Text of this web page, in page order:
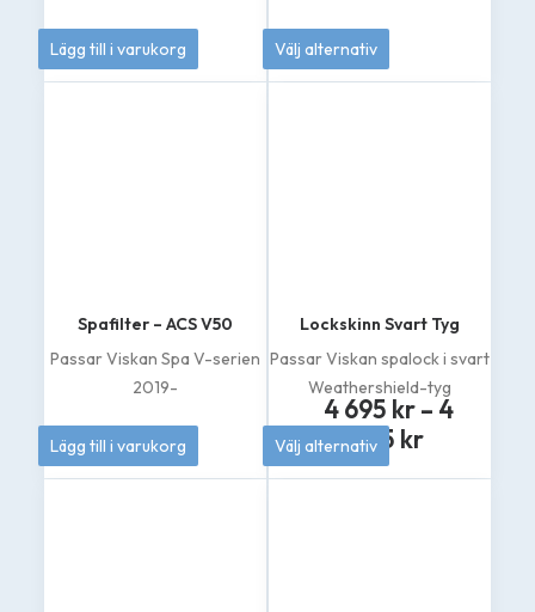
249kr
Lägg till i varukorg 189kr
Välj alternativ
Den
produktsidan
Spafilter – ACS V50
Passar Viskan Spa V-serien
2019-
519kr
Lägg till i varukorg
Lockskinn Svart Tyg
Passar Viskan spalock i svart
Weathershield-tyg
4 695 kr – 4
895 kr
Välj alternativ
Den